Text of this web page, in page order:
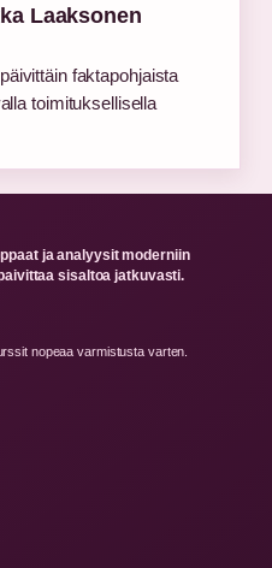
Laaksonen
faktapohjaista
toimituksellisella
ja analyysit moderniin
sisaltoa jatkuvasti.
nopeaa varmistusta varten.